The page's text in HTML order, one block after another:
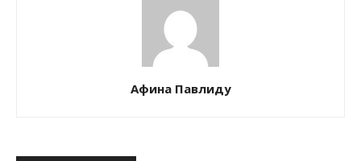
Афина Павлиду